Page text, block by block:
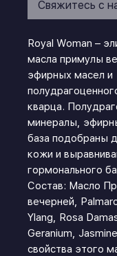
Свяжитесь с
Royal Woman –
масла примулы
эфирных масел и
кварца.
минералы,
база подобраны
кожи и
гормонального
Состав: Масло
вечерней,
Ylang, Rosa
Geranium,
свойства этого